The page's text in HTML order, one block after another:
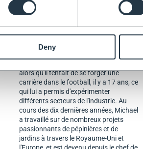
Deny
Michael Buck -
Responsable horticole à
la pépinière Creepers
alors qu'il tentait de se forger une
carrière dans le football, il y a 17 ans, ce
qui lui a permis d'expérimenter
différents secteurs de l'industrie. Au
cours des dix dernières années, Michael
a travaillé sur de nombreux projets
passionnants de pépinières et de
jardins à travers le Royaume-Uni et